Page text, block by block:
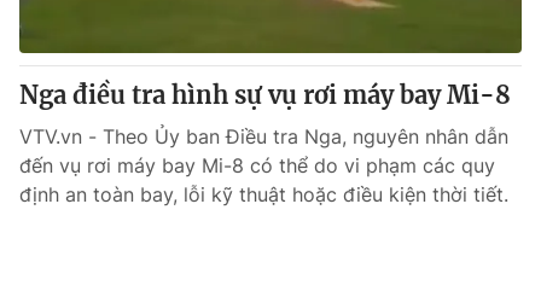
Tư vấn
Chuyên mục khác
Emagazine Podcast
Photo Infographic
Nga điều tra hình sự vụ rơi máy bay Mi-8
VTV.vn - Theo Ủy ban Điều tra Nga, nguyên nhân dẫn
đến vụ rơi máy bay Mi-8 có thể do vi phạm các quy
định an toàn bay, lỗi kỹ thuật hoặc điều kiện thời tiết.